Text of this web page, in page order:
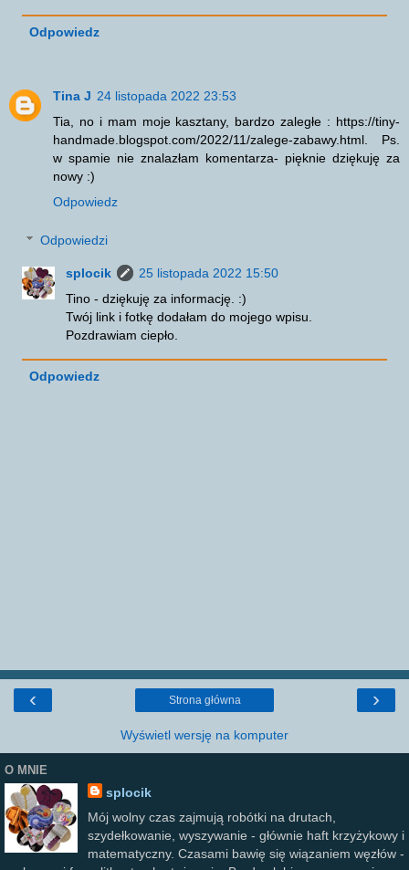
Odpowiedz
Tina J 24 listopada 2022 23:53
Tia, no i mam moje kasztany, bardzo zaległe : https://tiny-
handmade.blogspot.com/2022/11/zalege-zabawy.html. Ps.
w spamie nie znalazłam komentarza- pięknie dziękuję za
nowy :)
Odpowiedz
Odpowiedzi
splocik
25 listopada 2022 15:50
Tino - dziękuję za informację. :)
Twój link i fotkę dodałam do mojego wpisu.
Pozdrawiam ciepło.
Odpowiedz
‹ ›
Strona główna
Wyświetl wersję na komputer
O MNIE
splocik
Mój wolny czas zajmują robótki na drutach,
szydełkowanie, wyszywanie - głównie haft krzyżykowy i
matematyczny. Czasami bawię się wiązaniem węzłów -